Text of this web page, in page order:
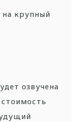
крупный
озвучена